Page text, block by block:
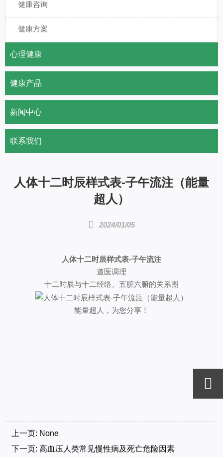
健康咨询
健康方案
心理健康
健康产品
新闻中心
联系我们
人体十二时辰样式表-子午流注（能量
超人）
 2024/01/05
人体十二时辰样式表-子午流注
道医调理
十二时辰与十二经络、五脏六腑的关系图
能量超人，为您分享！
上一页: None
下一页: 高血压人类常见慢性病及死亡危险因素
